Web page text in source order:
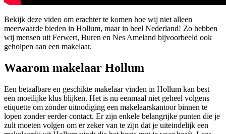
Bekijk deze video om erachter te komen hoe wij niet alleen
meerwaarde bieden in Hollum, maar in heel Nederland! Zo hebben
wij mensen uit Ferwert, Buren en Nes Ameland bijvoorbeeld ook
geholpen aan een makelaar.
Waarom makelaar Hollum
Een betaalbare en geschikte makelaar vinden in Hollum kan best
een moeilijke klus blijken. Het is nu eenmaal niet geheel volgens
etiquette om zonder uitnodiging een makelaarskantoor binnen te
lopen zonder eerder contact. Er zijn enkele belangrijke punten die je
zult moeten volgen om er zeker van te zijn dat je uiteindelijk een